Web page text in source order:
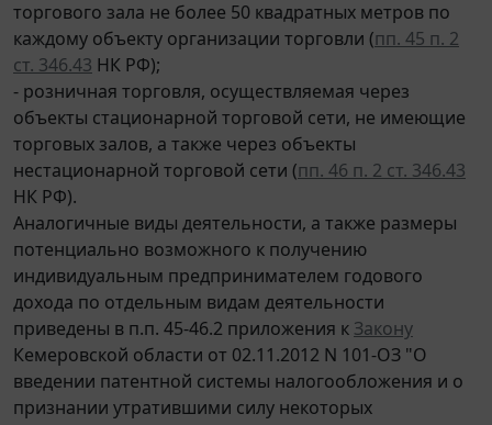
торгового зала не более 50 квадратных метров по
каждому объекту организации торговли (пп. 45 п. 2
ст. 346.43 НК РФ);
- розничная торговля, осуществляемая через
объекты стационарной торговой сети, не имеющие
торговых залов, а также через объекты
нестационарной торговой сети (пп. 46 п. 2 ст. 346.43
НК РФ).
Аналогичные виды деятельности, а также размеры
потенциально возможного к получению
индивидуальным предпринимателем годового
дохода по отдельным видам деятельности
приведены в п.п. 45-46.2 приложения к Закону
Кемеровской области от 02.11.2012 N 101-ОЗ "О
введении патентной системы налогообложения и о
признании утратившими силу некоторых